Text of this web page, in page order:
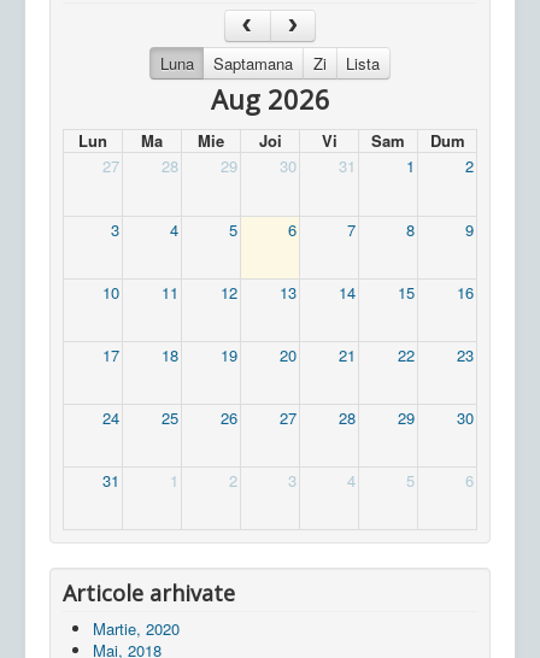
Luna Saptamana Zi Lista
Aug 2026
Lun Ma Mie Joi Vi Sam
Dum
27
28 29 30 31 1 2
3 4 5 6 7 8 9
10 11 12 13 14 15 16
17 18 19 20 21 22 23
24 25 26 27 28 29 30
31 1 2 3 4 5 6
Articole arhivate
Martie, 2020
Mai, 2018